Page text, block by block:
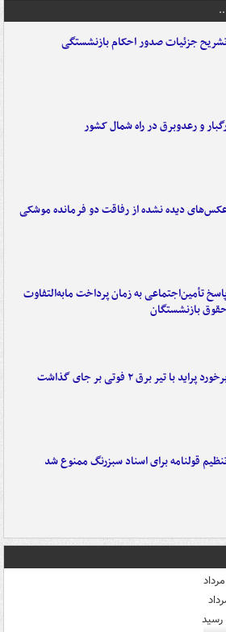
جزئیات صدور احکام بازنشستگی
و رعدوبرق در راه شمال کشور
دیده نشده از رفاقت دو فرمانده‌ موشکی
تأمین‌اجتماعی به زمان پرداخت مابه‌التفاوت
بازنشستگان
پراید با تیر برق ۲ فوتی بر جای گذاشت
قولنامه برای اسناد سبزرنگ ممنوع شد